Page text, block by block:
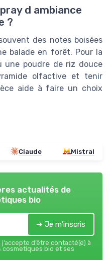
d ambiance
?
des notes boisées
balade en forêt. Pour la
une poudre de riz douce
olfactive et tenir
aide à faire un choix
Claude Mistral
actualités de
bio
➔ Je m'inscris
d’être contacté(e) à
cosmetiques bio et ses